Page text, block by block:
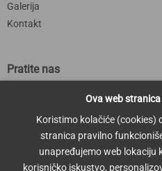
Galerija
Kontakt
Pratite nas
Pratite nas ovde i saznajte više o
Ova web
Koristimo kolačiće (cookies)
stranica pravilno
unapređujemo web lokaciju
korisničko iskustvo,